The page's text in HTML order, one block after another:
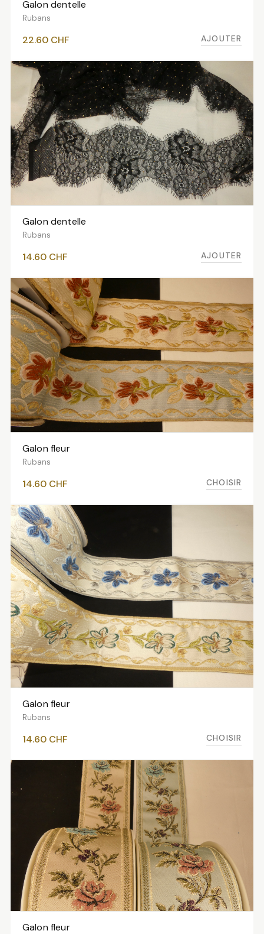
Galon dentelle
Rubans
22.60 CHF AJOUTER
Galon dentelle
Rubans
14.60 CHF AJOUTER
Galon fleur
Rubans
14.60 CHF CHOISIR
Galon fleur
Rubans
14.60 CHF CHOISIR
Galon fleur